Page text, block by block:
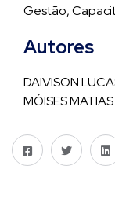
Gestão,
Autores
DAIVISON
MÓISES